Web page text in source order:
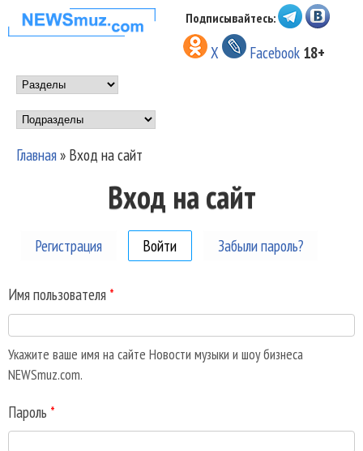
Перейти к основному
содержанию
НОВОСТИ
МУЗЫКИ И
ШОУ БИЗНЕСА
NEWSMUZ.COM
Подписывайтесь:
X Facebook 18+
Main menu
Подразделы
Вы здесь
Главная» Вход на сайт
Вход на сайт
Регистрация Войти (активная вкладка)
Забыли пароль?
Имя пользователя *
Укажите ваше имя на сайте Новости музыки и шоу бизнеса
NEWSmuz.com.
Пароль *